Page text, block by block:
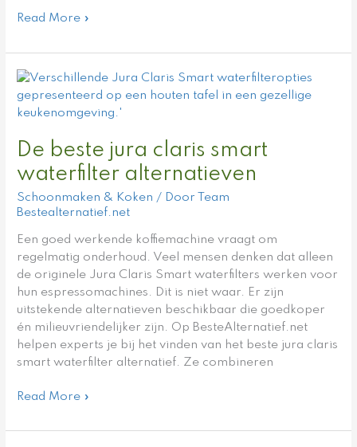
Read More »
De beste jura claris smart
waterfilter alternatieven
Schoonmaken & Koken / DoorTeam
Bestealternatief.net
Een goed werkende koffiemachine vraagt om
regelmatig onderhoud. Veel mensen denken dat alleen
de originele Jura Claris Smart waterfilters werken voor
hun espressomachines. Dit is niet waar. Er zijn
uitstekende alternatieven beschikbaar die goedkoper
én milieuvriendelijker zijn. Op BesteAlternatief.net
helpen experts je bij het vinden van het beste jura claris
smart waterfilter alternatief. Ze combineren
De
beste
jura
smart
waterfilter
alternatieven
Read More »